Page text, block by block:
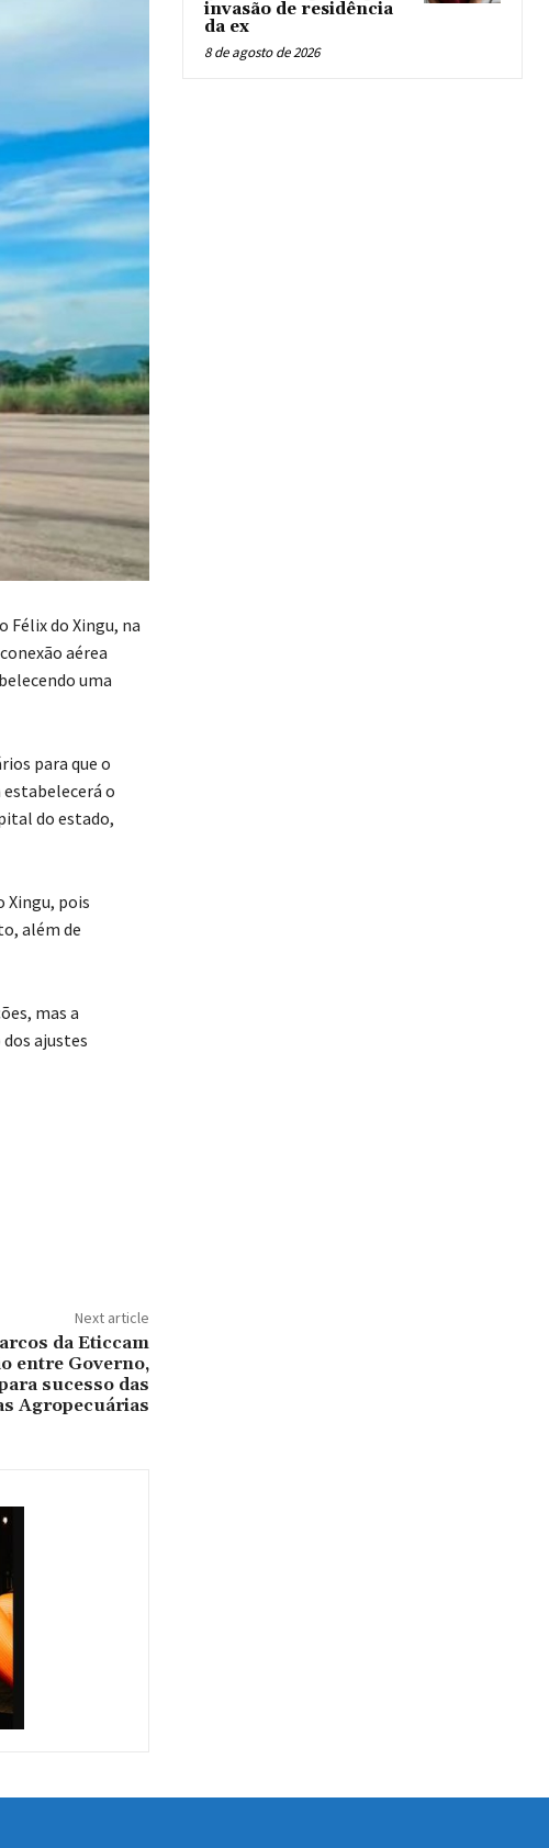
Félix do Xingu, na
aérea
uma
para que o
o
do estado,
Xingu, pois
além de
mas a
ajustes
Next article
da Eticcam
entre Governo,
sucesso das
Agropecuárias
invasão de residência
da ex
8 de agosto de 2026